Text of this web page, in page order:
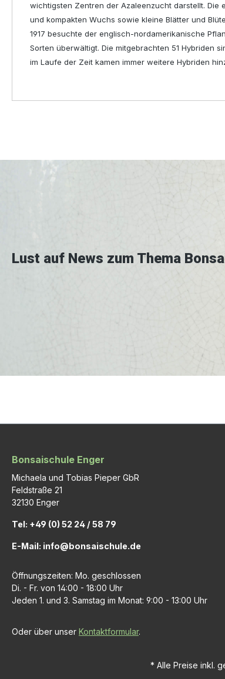
wichtigsten Zentren der Azaleenzucht darstellt. Die
und kompakten Wuchs sowie kleine Blätter und
1917 besuchte der englisch-nordamerikanische
Sorten überwältigt. Die mitgebrachten 51 Hybriden
im Laufe der Zeit kamen immer weitere Hybriden
Lust auf News zum Thema
Bonsaischule Enger
Michaela und Tobias Pieper GbR
Feldstraße 21
32130 Enger
Tel: +49 (0) 52 24 / 58 79
E-Mail: info@bonsaischule.de
Öffnungszeiten: Mo. geschlossen
Di. - Fr. von 14:00 - 18:00 Uhr
Jeden 1. und 3. Samstag im Monat: 9:00 - 13:00 Uhr
Oder über unser Kontaktformular.
* Alle Preise inkl.